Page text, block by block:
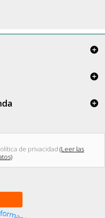
de privacidad (Leer las